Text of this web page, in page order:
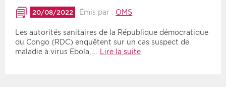
20/08/2022 Émis par : OMS
Les autorités sanitaires de la République démocratique
du Congo (RDC) enquêtent sur un cas suspect de
maladie à virus Ebola,… Lire la suite